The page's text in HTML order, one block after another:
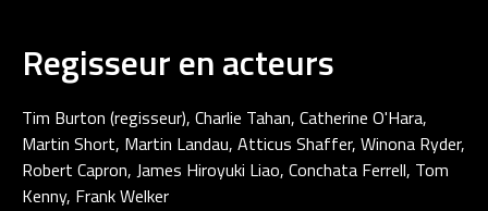
Regisseur en acteurs
Tim Burton (regisseur), Charlie Tahan, Catherine O'Hara,
Martin Short, Martin Landau, Atticus Shaffer, Winona Ryder,
Robert Capron, James Hiroyuki Liao, Conchata Ferrell, Tom
Kenny, Frank Welker